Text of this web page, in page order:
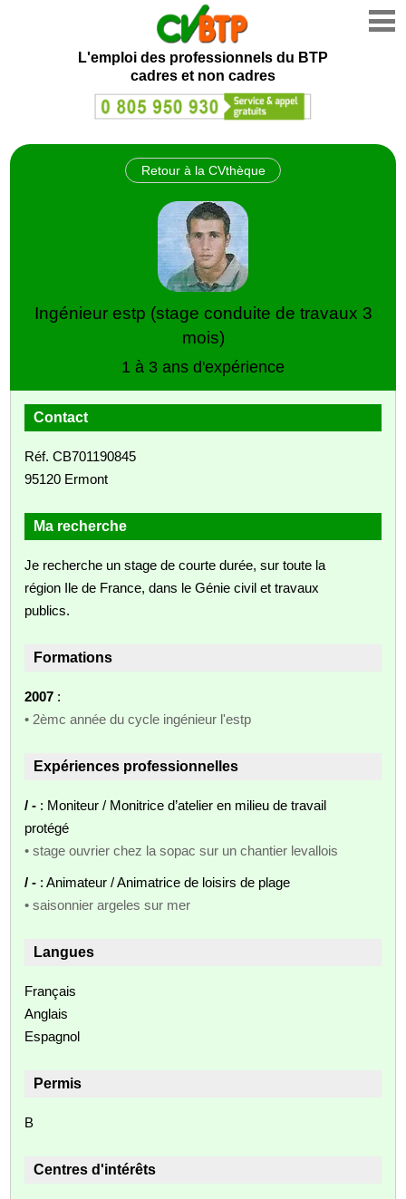
L'emploi des professionnels du BTP
cadres et non cadres
Retour à la CVthèque
Ingénieur estp (stage conduite de travaux 3
mois)
1 à 3 ans d'expérience
Contact
Réf. CB701190845
95120 Ermont
Ma recherche
Je recherche un stage de courte durée, sur toute la
région Ile de France, dans le Génie civil et travaux
publics.
Formations
2007 :
• 2èmc année du cycle ingénieur l'estp
Expériences professionnelles
/ - : Moniteur / Monitrice d’atelier en milieu de travail
protégé
• stage ouvrier chez la sopac sur un chantier levallois
/ - : Animateur / Animatrice de loisirs de plage
• saisonnier argeles sur mer
Langues
Français
Anglais
Espagnol
Permis
B
Centres d'intérêts